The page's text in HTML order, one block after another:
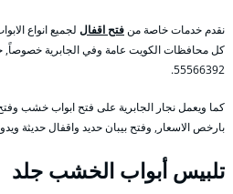
نقدم خدمات خاصة منفتح اقفال لجميع انواع
كل محافظات الكويت عامة وفي الجابرية خصوصاً,
55566392.
كما ويعمل نجار الجابرية على فتح ابواب خشب وفتح
بارخص الاسعار, وفتح بيبان حديد واقفال حديثة ويدوية
تلبيس أبواب الخشب جلد